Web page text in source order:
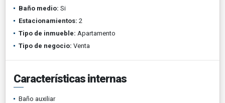
Baño medio: Si
Estacionamientos: 2
Tipo de inmueble: Apartamento
Tipo de negocio: Venta
Características internas
Baño auxiliar